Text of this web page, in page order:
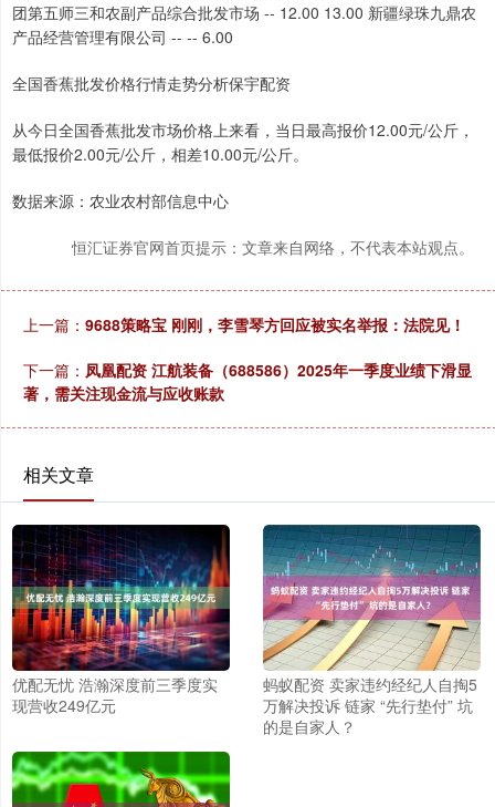
全国香蕉批发价格行情走势分析保宇配资
从今日全国香蕉批发市场价格上来看，当日最高报价12.00元/公斤，
最低报价2.00元/公斤，相差10.00元/公斤。
数据来源：农业农村部信息中心
恒汇证券官网首页提示：文章来自网络，不代表本站观点。
上一篇： 9688策略宝 刚刚，李雪琴方回应被实名举报：法院见！
下一篇： 凤凰配资 江航装备（688586）2025年一季度业绩下滑显
著，需关注现金流与应收账款
相关文章
优配无忧 浩瀚深度前三季度实
现营收249亿元
蚂蚁配资 卖家违约经纪人自掏5
万解决投诉 链家 “先行垫付” 坑
的是自家人？